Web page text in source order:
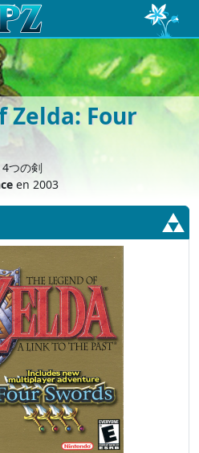
Zelda: Four
つの剣
en 2003